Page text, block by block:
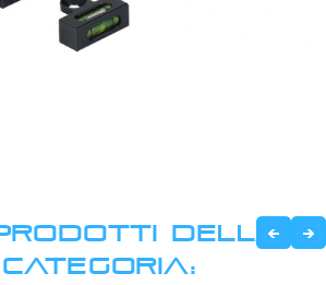
DELLA